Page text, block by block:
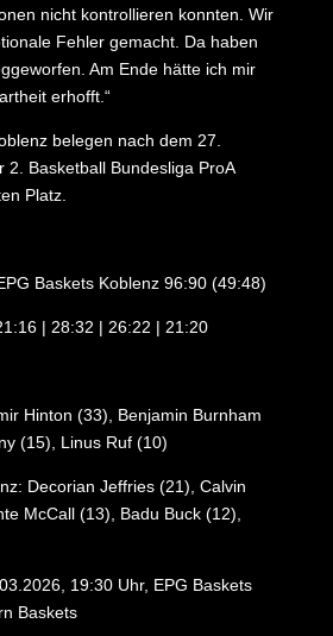
nicht kontrollieren konnten. Wir
Fehler gemacht. Da haben
Am Ende hätte ich mir
erhofft.“
belegen nach dem 27.
2. Basketball Bundesliga ProA
Platz.
Baskets Koblenz 96:90 (49:48)
| 28:32 | 26:22 | 21:20
Hinton (33), Benjamin Burnham
(15), Linus Ruf (10)
Decorian Jeffries (21), Calvin
McCall (13), Badu Buck (12),
19:30 Uhr, EPG Baskets
Baskets